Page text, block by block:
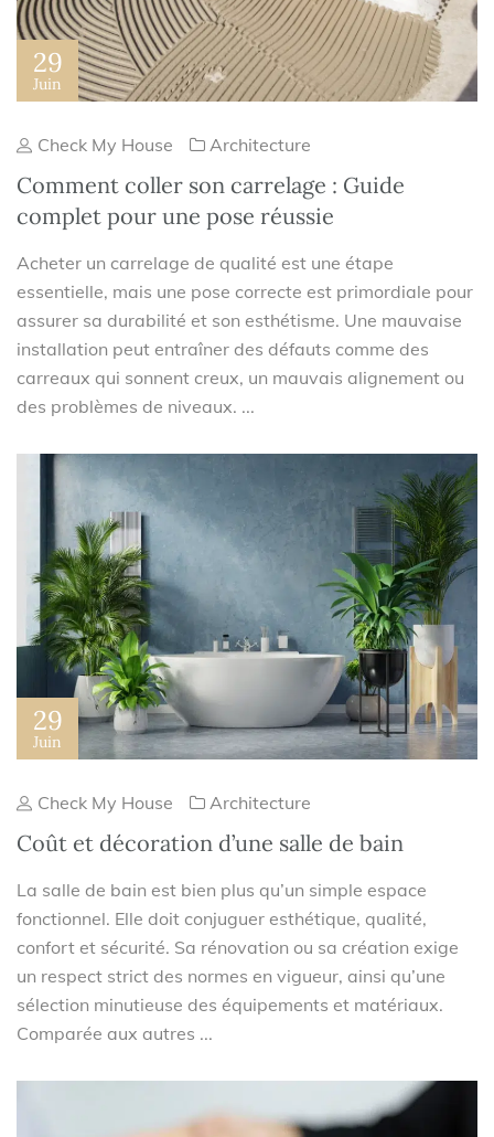
29
Juin
Check My House Architecture
Comment coller son carrelage : Guide
complet pour une pose réussie
Acheter un carrelage de qualité est une étape
essentielle, mais une pose correcte est primordiale pour
assurer sa durabilité et son esthétisme. Une mauvaise
installation peut entraîner des défauts comme des
carreaux qui sonnent creux, un mauvais alignement ou
des problèmes de niveaux. ...
29
Juin
Check My House Architecture
Coût et décoration d’une salle de bain
La salle de bain est bien plus qu’un simple espace
fonctionnel. Elle doit conjuguer esthétique, qualité,
confort et sécurité. Sa rénovation ou sa création exige
un respect strict des normes en vigueur, ainsi qu’une
sélection minutieuse des équipements et matériaux.
Comparée aux autres ...